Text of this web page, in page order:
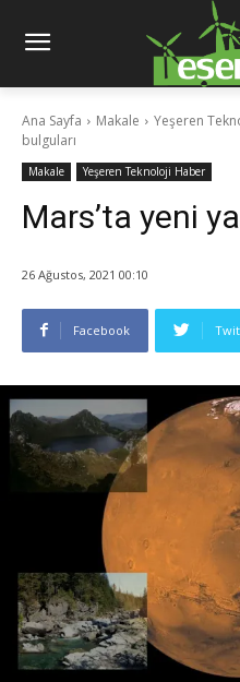
Ana Sayfa Makale Yeşeren
bulguları
Makale Yeşeren Teknoloji Haber
Mars’ta yeni
26 Ağustos, 2021 00:10
Facebook